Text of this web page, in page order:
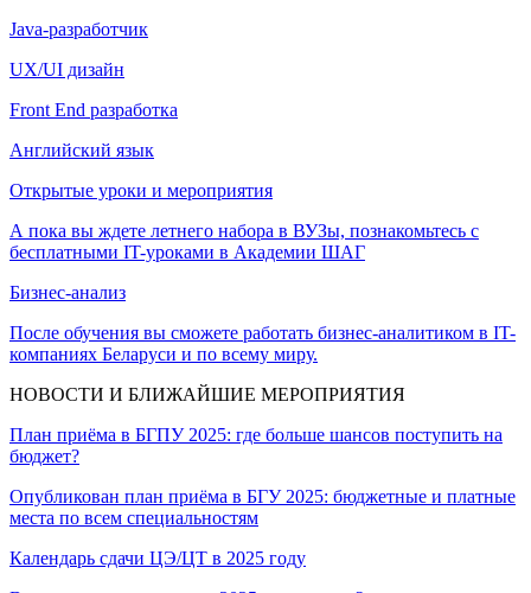
Java-разработчик
UX/UI дизайн
Front End разработка
Английский язык
Открытые уроки и мероприятия
А пока вы ждете летнего набора в ВУЗы, познакомьтесь с
бесплатными IT-уроками в Академии ШАГ
Бизнес-анализ
После обучения вы сможете работать бизнес-аналитиком в IT-
компаниях Беларуси и по всему миру.
НОВОСТИ И БЛИЖАЙШИЕ МЕРОПРИЯТИЯ
План приёма в БГПУ 2025: где больше шансов поступить на
бюджет?
Опубликован план приёма в БГУ 2025: бюджетные и платные
места по всем специальностям
Календарь сдачи ЦЭ/ЦТ в 2025 году